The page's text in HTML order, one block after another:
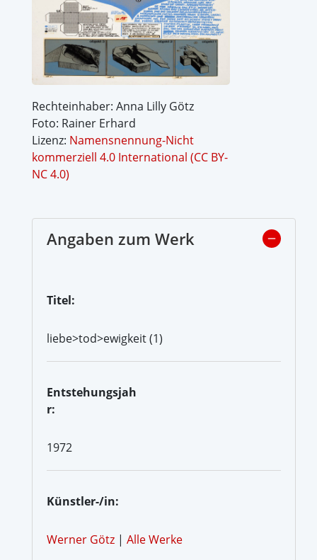
Rechteinhaber: Anna Lilly Götz
Foto: Rainer Erhard
Lizenz: Namensnennung-Nicht
kommerziell 4.0 International (CC BY-
NC 4.0)
Angaben zum Werk
Titel:
liebe>tod>ewigkeit (1)
Entstehungsjah
r:
1972
Künstler-/in:
Werner Götz | Alle Werke